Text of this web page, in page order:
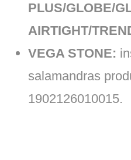
PLUS/GLOBE/
AIRTIGHT/
VEGA STONE:
salamandras
1902126010015.